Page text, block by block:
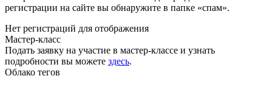
регистрации на сайте вы обнаружите в папке «спам».
Нет регистраций для отображения
Мастер-класс
Подать заявку на участие в мастер-классе и узнать
подробности вы можете здесь.
Облако тегов